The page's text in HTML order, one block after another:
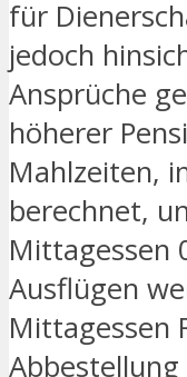
für
jedoch
Ansprüche
höherer
Mahlzeiten,
berechnet,
Mittagessen
Ausflügen
Mittagessen